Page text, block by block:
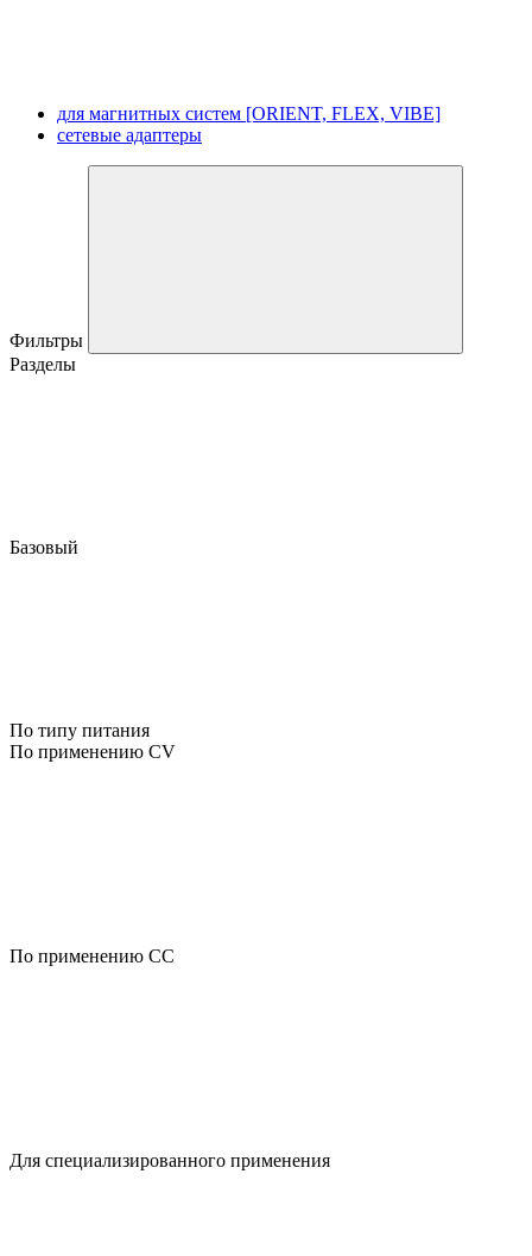
для магнитных систем [ORIENT, FLEX, VIBE]
сетевые адаптеры
Фильтры
Разделы
Базовый
По типу питания
По применению CV
По применению CC
Для специализированного применения